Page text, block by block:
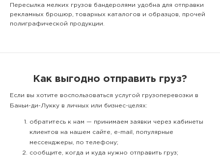
Пересылка мелких грузов бандеролями удобна для отправки
рекламных брошюр, товарных каталогов и образцов, прочей
полиграфической продукции.
Как выгодно отправить груз?
Если вы хотите воспользоваться услугой грузоперевозки в
Баньи-ди-Лукку в личных или бизнес-целях:
обратитесь к нам — принимаем заявки через кабинеты
клиентов на нашем сайте, e-mail, популярные
мессенджеры, по телефону;
сообщите, когда и куда нужно отправить груз;